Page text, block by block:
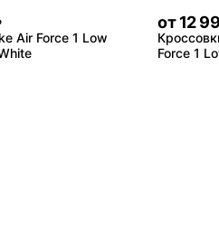
Air Force 1 Low
от 12
Force 1